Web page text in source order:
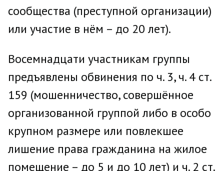
сообщества (преступной организации)
или участие в нём – до 20 лет).
Восемнадцати участникам группы
предъявлены обвинения по ч. 3, ч. 4 ст.
159 (мошенничество, совершённое
организованной группой либо в особо
крупном размере или повлекшее
лишение права гражданина на жилое
помещение – до 5 и до 10 лет) и ч. 2 ст.